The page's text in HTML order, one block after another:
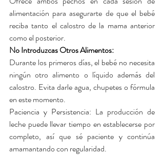
alimentación para asegurarte de que el bebé
reciba tanto el calostro de la mama anterior
como el posterior.
No Introduzcas Otros Alimentos:
Durante los primeros días, el bebé no necesita
ningún otro alimento o líquido además del
calostro. Evita darle agua, chupetes o fórmula
en este momento.
Paciencia y Persistencia: La producción de
leche puede llevar tiempo en establecerse por
completo, así que sé paciente y continúa
amamantando con regularidad.